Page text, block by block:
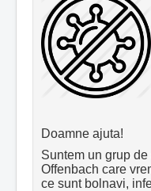
Doamne ajuta!
Suntem un grup
Offenbach care
ce sunt bolnavi,